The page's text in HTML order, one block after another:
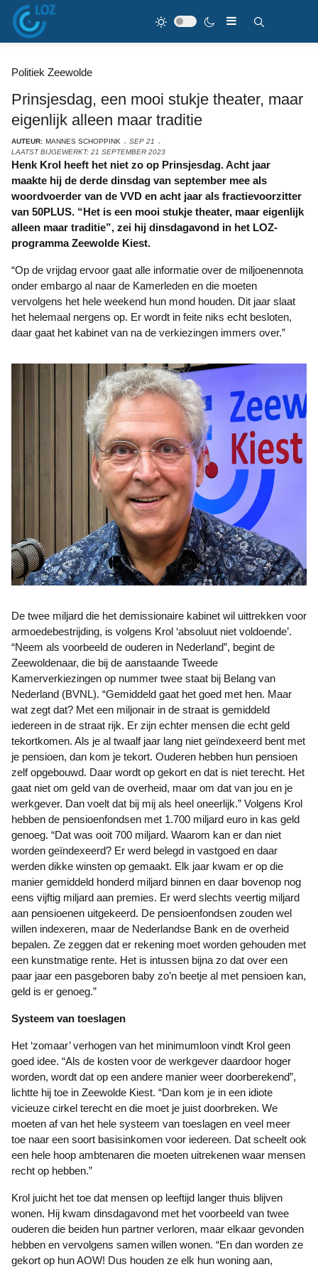
Politiek Zeewolde
Prinsjesdag, een mooi stukje theater, maar
eigenlijk alleen maar traditie
AUTEUR: MANNES SCHOPPINK
SEP 21
LAATST BIJGEWERKT: 21 SEPTEMBER 2023
Henk Krol heeft het niet zo op Prinsjesdag. Acht jaar
maakte hij de derde dinsdag van september mee als
woordvoerder van de VVD en acht jaar als fractievoorzitter
van 50PLUS. “Het is een mooi stukje theater, maar eigenlijk
alleen maar traditie”, zei hij dinsdagavond in het LOZ-
programma Zeewolde Kiest.
“Op de vrijdag ervoor gaat alle informatie over de miljoenennota
onder embargo al naar de Kamerleden en die moeten
vervolgens het hele weekend hun mond houden. Dit jaar slaat
het helemaal nergens op. Er wordt in feite niks echt besloten,
daar gaat het kabinet van na de verkiezingen immers over.”
De twee miljard die het demissionaire kabinet wil uittrekken voor
armoedebestrijding, is volgens Krol ‘absoluut niet voldoende’.
“Neem als voorbeeld de ouderen in Nederland”, begint de
Zeewoldenaar, die bij de aanstaande Tweede
Kamerverkiezingen op nummer twee staat bij Belang van
Nederland (BVNL). “Gemiddeld gaat het goed met hen. Maar
wat zegt dat? Met een miljonair in de straat is gemiddeld
iedereen in de straat rijk. Er zijn echter mensen die echt geld
tekortkomen. Als je al twaalf jaar lang niet geïndexeerd bent met
je pensioen, dan kom je tekort. Ouderen hebben hun pensioen
zelf opgebouwd. Daar wordt op gekort en dat is niet terecht. Het
gaat niet om geld van de overheid, maar om dat van jou en je
werkgever. Dan voelt dat bij mij als heel oneerlijk.” Volgens Krol
hebben de pensioenfondsen met 1.700 miljard euro in kas geld
genoeg. “Dat was ooit 700 miljard. Waarom kan er dan niet
worden geïndexeerd? Er werd belegd in vastgoed en daar
werden dikke winsten op gemaakt. Elk jaar kwam er op die
manier gemiddeld honderd miljard binnen en daar bovenop nog
eens vijftig miljard aan premies. Er werd slechts veertig miljard
aan pensioenen uitgekeerd. De pensioenfondsen zouden wel
willen indexeren, maar de Nederlandse Bank en de overheid
bepalen. Ze zeggen dat er rekening moet worden gehouden met
een kunstmatige rente. Het is intussen bijna zo dat over een
paar jaar een pasgeboren baby zo’n beetje al met pensioen kan,
geld is er genoeg.”
Systeem van toeslagen
Het ‘zomaar’ verhogen van het minimumloon vindt Krol geen
goed idee. “Als de kosten voor de werkgever daardoor hoger
worden, wordt dat op een andere manier weer doorberekend”,
lichtte hij toe in Zeewolde Kiest. “Dan kom je in een idiote
vicieuze cirkel terecht en die moet je juist doorbreken. We
moeten af van het hele systeem van toeslagen en veel meer
toe naar een soort basisinkomen voor iedereen. Dat scheelt ook
een hele hoop ambtenaren die moeten uitrekenen waar mensen
recht op hebben.”
Krol juicht het toe dat mensen op leeftijd langer thuis blijven
wonen. Hij kwam dinsdagavond met het voorbeeld van twee
ouderen die beiden hun partner verloren, maar elkaar gevonden
hebben en vervolgens samen willen wonen. “En dan worden ze
gekort op hun AOW! Dus houden ze elk hun woning aan,